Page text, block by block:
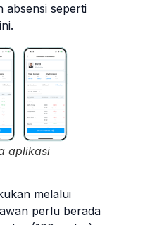
absensi seperti
aplikasi
melalui
perlu berada